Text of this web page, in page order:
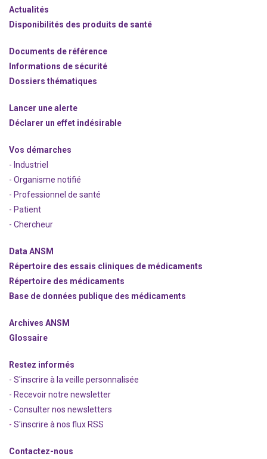
Actualités
Disponibilités des produits de santé
Documents de référence
Informations de sécurité
Dossiers thématiques
Lancer une alerte
Déclarer un effet indésirable
Vos démarches
- Industriel
- Organisme notifié
- Professionnel de santé
- Patient
- Chercheur
Data ANSM
Répertoire des essais cliniques de médicaments
Répertoire des médicaments
Base de données publique des médicaments
Archives ANSM
Glossaire
Restez informés
- S'inscrire à la veille personnalisée
- Recevoir notre newsletter
- Consulter nos newsletters
- S'inscrire à nos flux RSS
Contactez-nous